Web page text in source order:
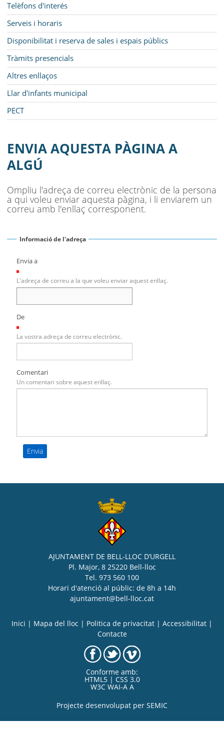
Telèfons d'interés
Serveis i horaris
Disponibilitat i reserva de sales i espais públics
Tràmits presencials
Altres enllaços
Llar d'infants municipal
PECT
ENVIA AQUESTA PÀGINA A
ALGÚ
Ompliu l'adreça de correu electrònic de la persona
a qui voleu enviar aquesta pàgina, i li enviarem un
correu amb l'enllaç corresponent.
Informació de l'adreça
Envia a
L'adreça de correu a la que voleu enviar aquest enllaç.
De
La vostra adreça de correu electrònic.
Comentari
Un comentari sobre aquest enllaç.
AJUNTAMENT DE BELL-LLOC D’URGELL
Pl. Major, 8 25220 Bell-lloc
Tel. 973 560 100
Horari d'atenció al públic: de 8h a 14h
ajuntament@bell-lloc.cat
Inici Mapa del lloc Politica de privacitat Accessibilitat
Contacte
Conforme amb:
HTML5 | CSS 3.0
W3C WAI-A A
Projecte desenvolupat per SEMIC